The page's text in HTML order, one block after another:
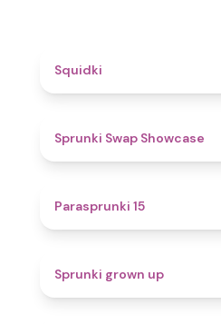
Squidki
Sprunki Swap Showcase
Parasprunki 15
Sprunki grown up